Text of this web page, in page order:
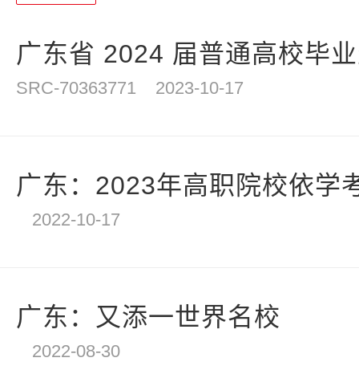
广东省 2024 届普通高校毕
SRC-70363771 2023-10-17
广东：2023年高职院校依学
2022-10-17
广东：又添一世界名校
2022-08-30